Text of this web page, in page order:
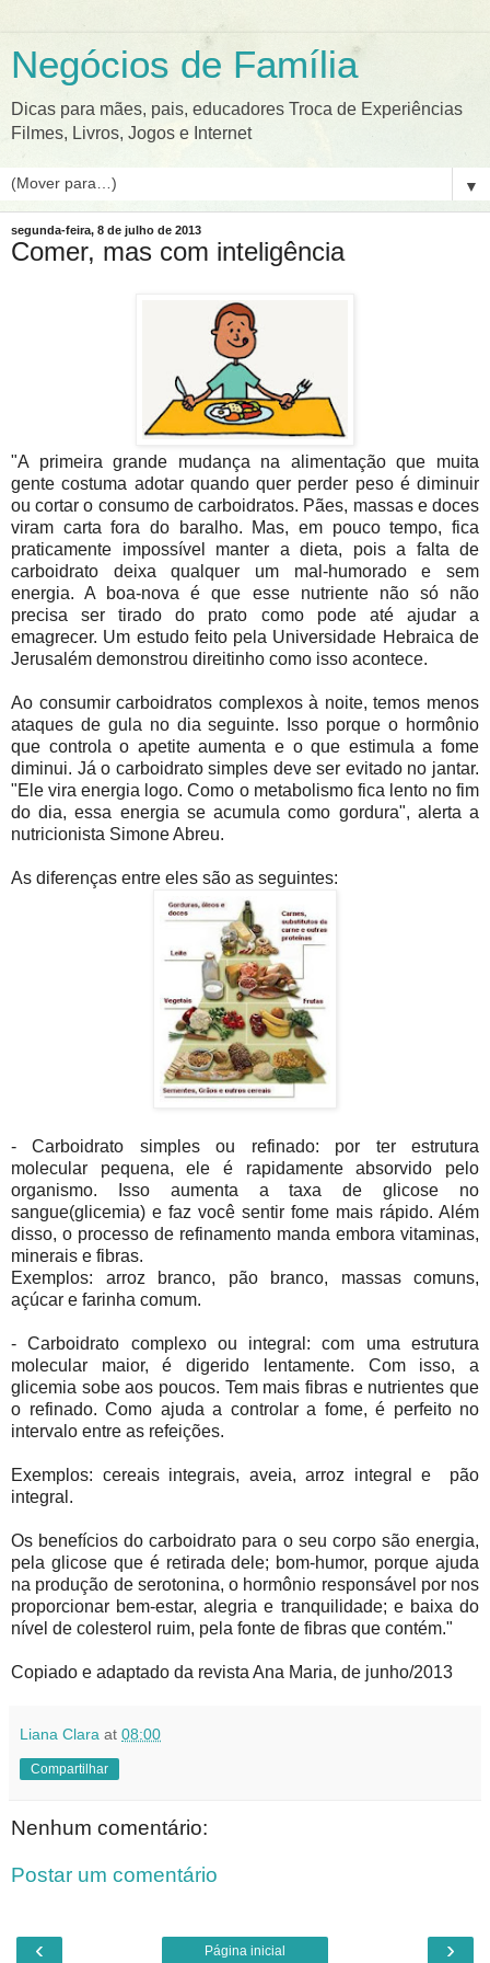
Negócios de Família
Dicas para mães, pais, educadores Troca de Experiências
Filmes, Livros, Jogos e Internet
▼
segunda-feira, 8 de julho de 2013
Comer, mas com inteligência
"A primeira grande mudança na alimentação que muita
gente costuma adotar quando quer perder peso é diminuir
ou cortar o consumo de carboidratos. Pães, massas e doces
viram carta fora do baralho. Mas, em pouco tempo, fica
praticamente impossível manter a dieta, pois a falta de
carboidrato deixa qualquer um mal-humorado e sem
energia. A boa-nova é que esse nutriente não só não
precisa ser tirado do prato como pode até ajudar a
emagrecer. Um estudo feito pela Universidade Hebraica de
Jerusalém demonstrou direitinho como isso acontece.
Ao consumir carboidratos complexos à noite, temos menos
ataques de gula no dia seguinte. Isso porque o hormônio
que controla o apetite aumenta e o que estimula a fome
diminui. Já o carboidrato simples deve ser evitado no jantar.
"Ele vira energia logo. Como o metabolismo fica lento no fim
do dia, essa energia se acumula como gordura", alerta a
nutricionista Simone Abreu.
As diferenças entre eles são as seguintes:
- Carboidrato simples ou refinado: por ter estrutura
molecular pequena, ele é rapidamente absorvido pelo
organismo. Isso aumenta a taxa de glicose no
sangue(glicemia) e faz você sentir fome mais rápido. Além
disso, o processo de refinamento manda embora vitaminas,
minerais e fibras.
Exemplos: arroz branco, pão branco, massas comuns,
açúcar e farinha comum.
- Carboidrato complexo ou integral: com uma estrutura
molecular maior, é digerido lentamente. Com isso, a
glicemia sobe aos poucos. Tem mais fibras e nutrientes que
o refinado. Como ajuda a controlar a fome, é perfeito no
intervalo entre as refeições.
Exemplos: cereais integrais, aveia, arroz integral e pão
integral.
Os benefícios do carboidrato para o seu corpo são energia,
pela glicose que é retirada dele; bom-humor, porque ajuda
na produção de serotonina, o hormônio responsável por nos
proporcionar bem-estar, alegria e tranquilidade; e baixa do
nível de colesterol ruim, pela fonte de fibras que contém."
Copiado e adaptado da revista Ana Maria, de junho/2013
Liana Clara at 08:00
Compartilhar
Nenhum comentário:
Postar um comentário
‹ ›
Página inicial